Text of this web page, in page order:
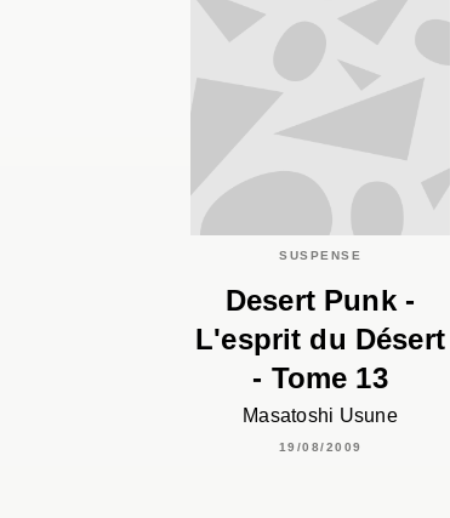
SUSPENSE
Desert Punk -
L'esprit du Désert
- Tome 13
Masatoshi Usune
19/08/2009